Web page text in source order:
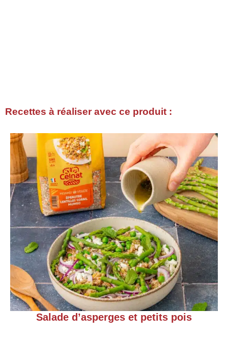
Recettes à réaliser avec ce produit :
Salade d’asperges et petits pois